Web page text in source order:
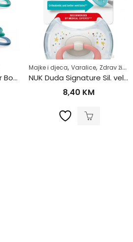
Avent Varalica Ultra Air Boy X2 6-18m SCF085/31
Majke i djeca, Varalice, Zdrav život
NUK Duda Signature Sil. vel 1/1 730635
8,40 KM